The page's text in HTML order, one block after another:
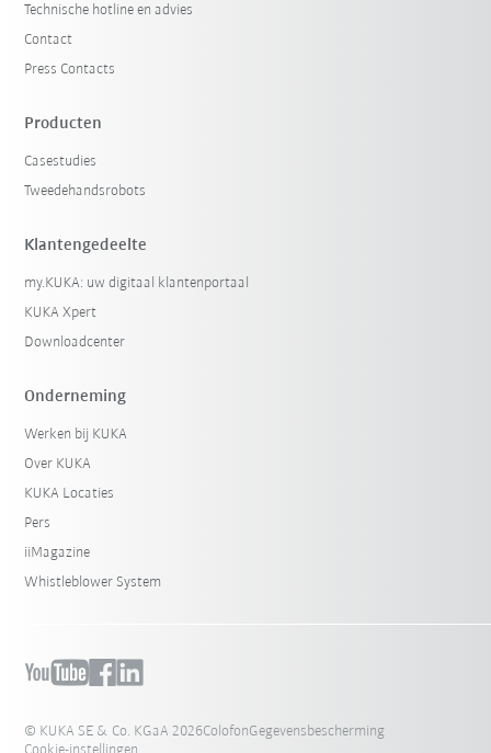
Technische hotline en advies
Contact
Press Contacts
Producten
Casestudies
Tweedehandsrobots
Klantengedeelte
my.KUKA: uw digitaal klantenportaal
KUKA Xpert
Downloadcenter
Onderneming
Werken bij KUKA
Over KUKA
KUKA Locaties
Pers
iiMagazine
Whistleblower System
© KUKA SE & Co. KGaA 2026ColofonGegevensbescherming